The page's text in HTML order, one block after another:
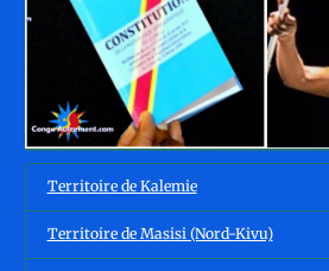
Territoire de Kalemie
Territoire de Masisi (Nord-Kivu)